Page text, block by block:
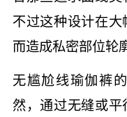
不过这种设计在
而造成私密部位轮
无尴尬线瑜伽裤
然，通过无缝或